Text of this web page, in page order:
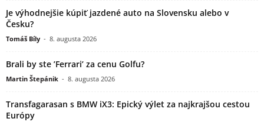
Je výhodnejšie kúpiť jazdené auto na Slovensku alebo v
Česku?
Tomáš Bíly - 8. augusta 2026
Brali by ste ’Ferrari’ za cenu Golfu?
Martin Štepánik - 8. augusta 2026
Transfagarasan s BMW iX3: Epický výlet za najkrajšou cestou
Európy